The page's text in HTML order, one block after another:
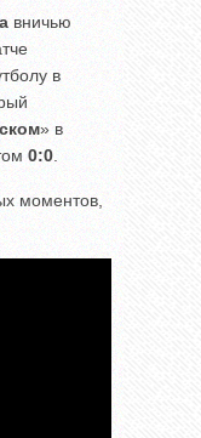
вничью
в
» в
0:0
моментов,